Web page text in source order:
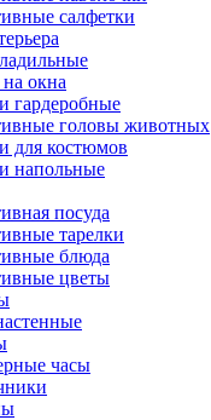
салфетки
окна
гардеробные
головы животных
для костюмов
напольные
посуда
тарелки
блюда
цветы
часы